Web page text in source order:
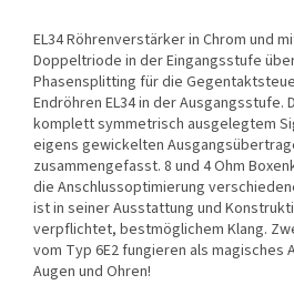
EL34 Röhrenverstärker in Chrom und
Doppeltriode in der Eingangsstufe
Phasensplitting für die
Endröhren EL34 in der Ausgangsstufe.
komplett symmetrisch ausgelegtem
eigens gewickelten
zusammengefasst. 8 und 4 Ohm
die Anschlussoptimierung
ist in seiner Ausstattung und
verpflichtet, bestmöglichem Klang.
vom Typ 6E2 fungieren als magisches
Augen und Ohren!